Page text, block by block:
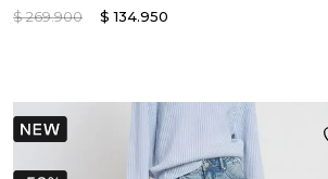
$269.900 $ 134.950